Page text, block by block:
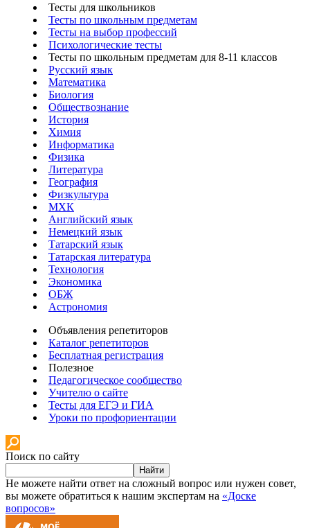
Тесты для школьников
Тесты по школьным предметам
Тесты на выбор профессий
Психологические тесты
Тесты по школьным предметам для 8-11 классов
Русский язык
Математика
Биология
Обществознание
История
Химия
Информатика
Физика
Литература
География
Физкультура
МХК
Английский язык
Немецкий язык
Татарский язык
Татарская литература
Технология
Экономика
ОБЖ
Астрономия
Объявления репетиторов
Каталог репетиторов
Бесплатная регистрация
Полезное
Педагогическое сообщество
Учителю о сайте
Тесты для ЕГЭ и ГИА
Уроки по профориентации
Поиск по сайту
Найти
Не можете найти ответ на сложный вопрос или нужен совет,
вы можете обратиться к нашим экспертам на «Доске
вопросов»